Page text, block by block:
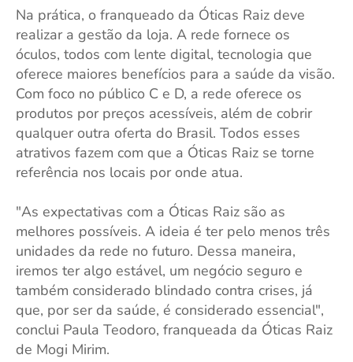
Na prática, o franqueado da Óticas Raiz deve
realizar a gestão da loja. A rede fornece os
óculos, todos com lente digital, tecnologia que
oferece maiores benefícios para a saúde da visão.
Com foco no público C e D, a rede oferece os
produtos por preços acessíveis, além de cobrir
qualquer outra oferta do Brasil. Todos esses
atrativos fazem com que a Óticas Raiz se torne
referência nos locais por onde atua.
"As expectativas com a Óticas Raiz são as
melhores possíveis. A ideia é ter pelo menos três
unidades da rede no futuro. Dessa maneira,
iremos ter algo estável, um negócio seguro e
também considerado blindado contra crises, já
que, por ser da saúde, é considerado essencial",
conclui Paula Teodoro, franqueada da Óticas Raiz
de Mogi Mirim.